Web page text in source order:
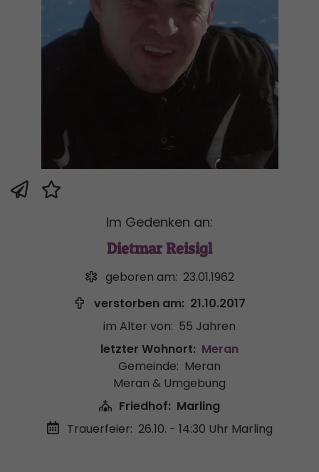
Im Gedenken an:
Dietmar Reisigl
geboren am: 23.01.1962
verstorben am: 21.10.2017
im Alter von: 55 Jahren
letzter Wohnort: Meran
Gemeinde: Meran
Meran & Umgebung
Friedhof: Marling
Trauerfeier: 26.10. - 14:30 Uhr Marling